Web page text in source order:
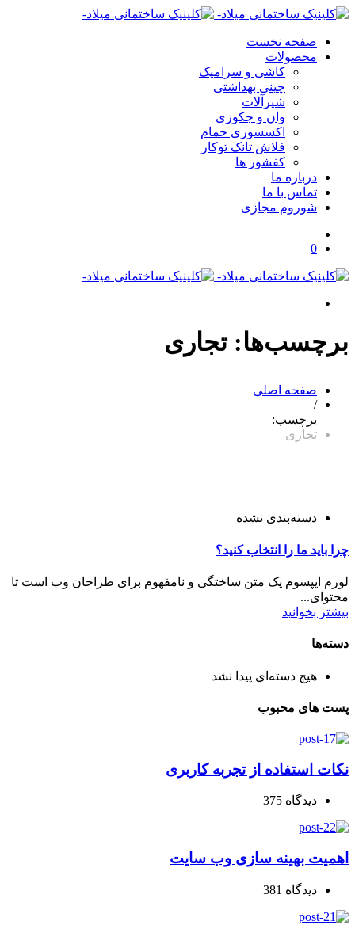
صفحه نخست
محصولات
کاشی و سرامیک
چینی بهداشتی
شیرآلات
وان و جکوزی
اکسسوری حمام
فلاش تانک توکار
کفشور ها
درباره ما
تماس با ما
شوروم مجازی
0
برچسب‌ها: تجاری
صفحه اصلی
/
برچسب:
تجاری
دسته‌بندی نشده
چرا باید ما را انتخاب کنید؟
لورم ایپسوم یک متن ساختگی و نامفهوم برای طراحان وب است تا
محتوای...
بیشتر بخوانید
دسته‌ها
هیچ دسته‌ای پیدا نشد
پست های محبوب
نکات استفاده از تجربه کاربری
دیدگاه 375
اهمیت بهینه سازی وب سایت
دیدگاه 381